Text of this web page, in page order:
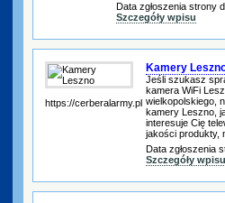
Data zgłoszenia strony
Szczegóły wpisu
https://cerberalarmy.pl
Kamery
Jeśli szukasz
kamera WiFi
wielkopolskiego,
kamery Leszno,
interesuje Cię
jakości produkty,
Data zgłoszenia
Szczegóły wpisu